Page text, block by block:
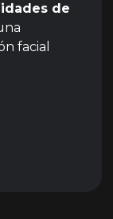
de
facial